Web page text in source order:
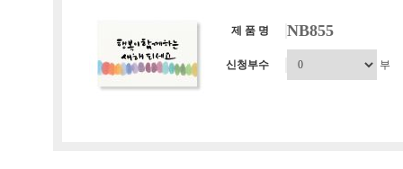
제 품 명 NB855
신청부수 부